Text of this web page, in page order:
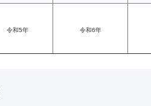
令和5年 令和6年